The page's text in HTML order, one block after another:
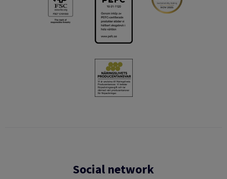
Social network